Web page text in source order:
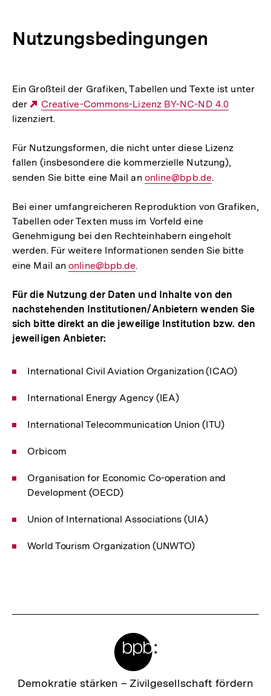
Nutzungsbedingungen
Ein Großteil der Grafiken, Tabellen und Texte ist unter
der
Externer
Link:
Creative-Commons-Lizenz BY-NC-ND 4.0
lizenziert.
Für Nutzungsformen, die nicht unter diese Lizenz
fallen (insbesondere die kommerzielle Nutzung),
senden Sie bitte eine Mail an E-
Link:
online@bpb.de.
Bei einer umfangreicheren Reproduktion von Grafiken,
Tabellen oder Texten muss im Vorfeld eine
Genehmigung bei den Rechteinhabern eingeholt
werden. Für weitere Informationen senden Sie bitte
eine Mail anE-
Link:
online@bpb.de.
Für die Nutzung der Daten und Inhalte von den
nachstehenden Institutionen/Anbietern wenden Sie
sich bitte direkt an die jeweilige Institution bzw. den
jeweiligen Anbieter:
International Civil Aviation Organization (ICAO)
International Energy Agency (IEA)
International Telecommunication Union (ITU)
Orbicom
Organisation for Economic Co-operation and
Development (OECD)
Union of International Associations (UIA)
World Tourism Organization (UNWTO)
Zur
Demokratie stärken – Zivilgesellschaft fördern